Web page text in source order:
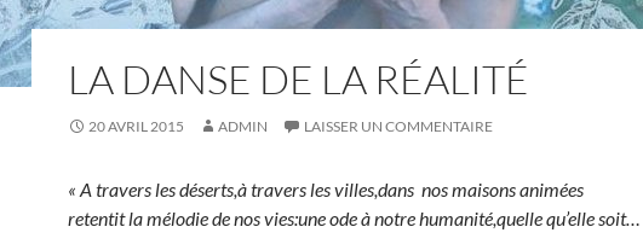
LA DANSE DE LA RÉALITÉ
20 AVRIL 2015 ADMIN LAISSER UN COMMENTAIRE
« A travers les déserts,à travers les villes,dans nos maisons animées
retentit la mélodie de nos vies:une ode à notre humanité,quelle qu’elle soit…